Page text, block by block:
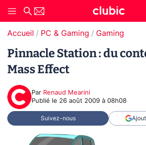
Accueil PC & Gaming Gaming
Pinnacle Station : du
Mass Effect
Par Renaud Mearini
Publié le 26 août 2009 à 08h08
Suivez-nous